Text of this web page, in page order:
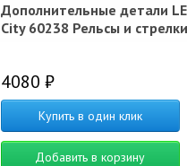
Дополнительные детали
City 60238 Рельсы и стрелки
4080 ₽
Купить в один клик
Добавить в корзину